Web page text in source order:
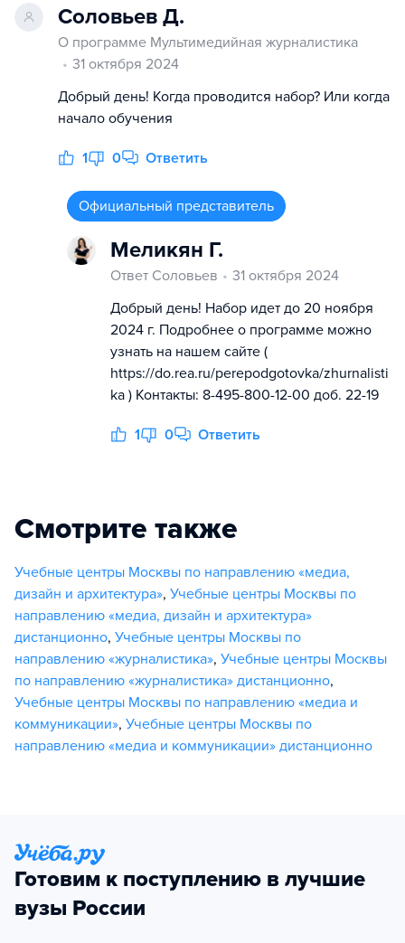
Соловьев Д.
О программе Мультимедийная журналистика
31 октября 2024
Добрый день! Когда проводится набор? Или когда
начало обучения
1 0 Ответить
Официальный представитель
Меликян Г.
Ответ Соловьев
31 октября 2024
Добрый день! Набор идет до 20 ноября
2024 г. Подробнее о программе можно
узнать на нашем сайте (
https://do.rea.ru/perepodgotovka/zhurnalisti
ka ) Контакты: 8-495-800-12-00 доб. 22-19
1 0 Ответить
Смотрите также
Учебные центры Москвы по направлению «медиа,
дизайн и архитектура», Учебные центры Москвы по
направлению «медиа, дизайн и архитектура»
дистанционно, Учебные центры Москвы по
направлению «журналистика», Учебные центры Москвы
по направлению «журналистика» дистанционно,
Учебные центры Москвы по направлению «медиа и
коммуникации», Учебные центры Москвы по
направлению «медиа и коммуникации» дистанционно
Готовим к поступлению в лучшие
вузы России